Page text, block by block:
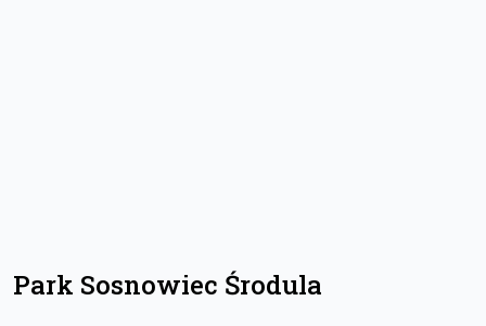
Park Sosnowiec Środula